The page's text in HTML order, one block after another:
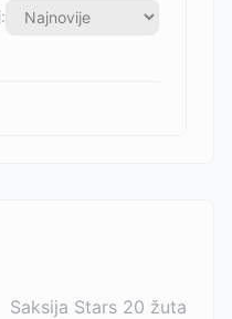
Saksija Stars 20 žuta